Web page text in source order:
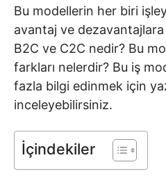
Bu modellerin her biri
avantaj ve
B2C ve C2C nedir? Bu
farkları nelerdir? Bu iş
fazla bilgi edinmek için
inceleyebilirsiniz.
İçindekiler